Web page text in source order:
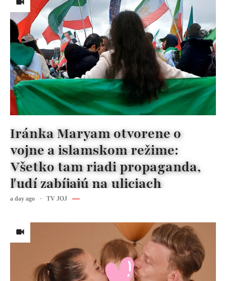
Iránka Maryam otvorene o
vojne a islamskom režime:
Všetko tam riadi propaganda,
ľudí zabíjajú na uliciach
a day ago TV JOJ